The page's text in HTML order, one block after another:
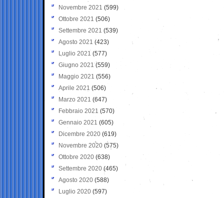
Novembre 2021 (599)
Ottobre 2021 (506)
Settembre 2021 (539)
Agosto 2021 (423)
Luglio 2021 (577)
Giugno 2021(559)
Maggio 2021 (556)
Aprile 2021 (506)
Marzo 2021 (647)
Febbraio 2021 (570)
Gennaio 2021 (605)
Dicembre 2020 (619)
Novembre 2020 (575)
Ottobre 2020 (638)
Settembre 2020(465)
Agosto 2020 (588)
Luglio 2020 (597)